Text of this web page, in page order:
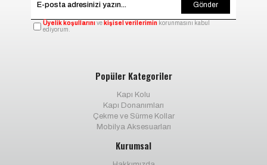
Gönder
Üyelik koşullarınıve kişisel verilerimin korunmasını kabul
ediyorum.
Popüler Kategoriler
Kapı Kolu
Kapı Donanımları
Çekme ve Sürme Kollar
Mobilya Aksesuarları
Kurumsal